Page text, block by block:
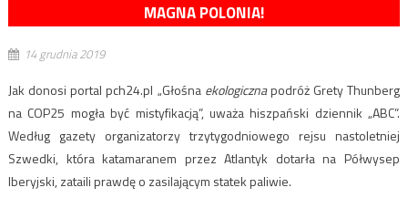
MAGNA POLONIA!
14 grudnia 2019
Jak donosi portal pch24.pl „Głośna ekologicznapodróż Grety Thunberg
na COP25 mogła być mistyfikacją”, uważa hiszpański dziennik „ABC”.
Według gazety organizatorzy trzytygodniowego rejsu nastoletniej
Szwedki, która katamaranem przez Atlantyk dotarła na Półwysep
Iberyjski, zataili prawdę o zasilającym statek paliwie.